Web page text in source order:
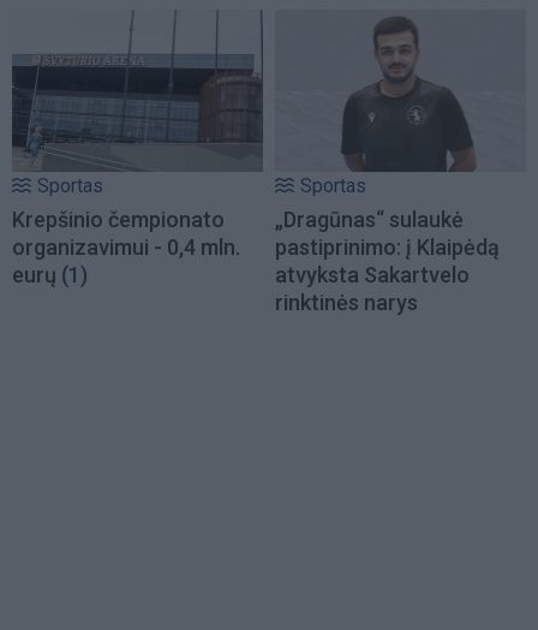
Sportas
Krepšinio čempionato
organizavimui - 0,4 mln.
eurų (1)
Sportas
„Dragūnas“ sulaukė
pastiprinimo: į Klaipėdą
atvyksta Sakartvelo
rinktinės narys